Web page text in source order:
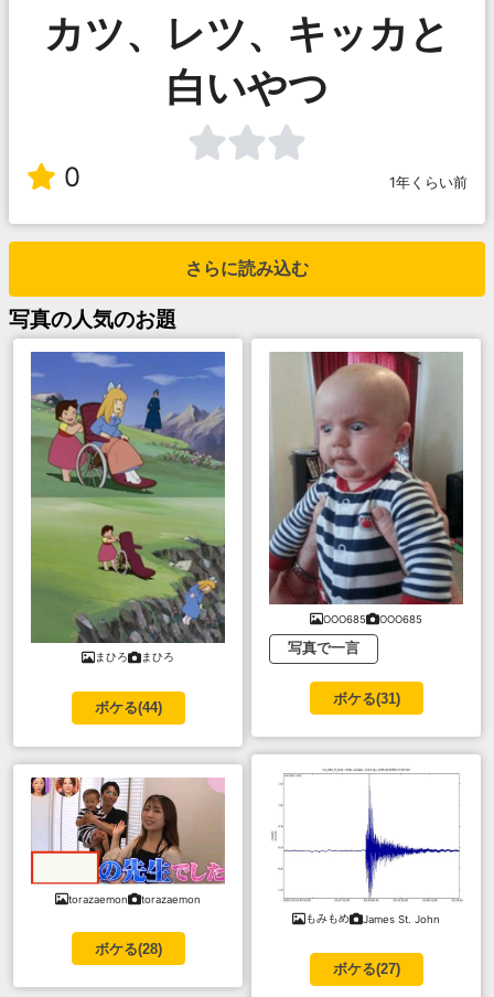
カツ、レツ、キッカと
白いやつ
0 1年くらい前
さらに読み込む
写真の人気のお題
まひろ まひろ
ボケる(44)
torazaemon torazaemon
ボケる(28)
OOO685 OOO685
写真で一言
ボケる(31)
もみもめ James St. John
ボケる(27)